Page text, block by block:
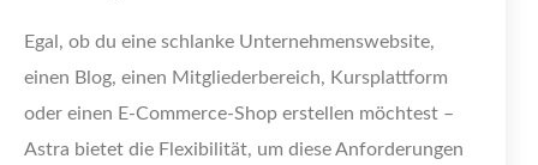
Egal, ob du eine schlanke Unternehmenswebsite,
einen Blog, einen Mitgliederbereich, Kursplattform
oder einen E-Commerce-Shop erstellen möchtest –
Astra bietet die Flexibilität, um diese Anforderungen